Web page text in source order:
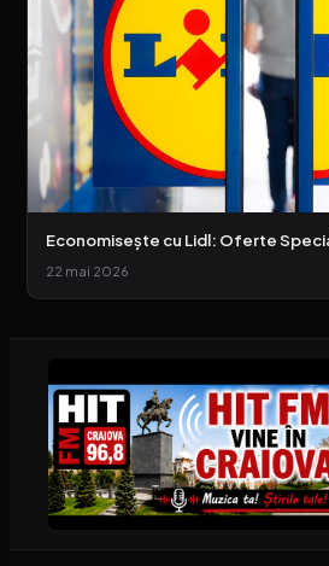
Economisește cu Lidl: Oferte
22 mai 2026